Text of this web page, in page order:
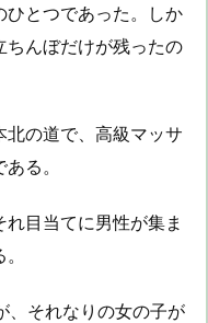
ひとつであった。しか
ちんぼだけが残ったの
の道で、高級マッサ
る。
目当てに男性が集ま
、それなりの女の子が